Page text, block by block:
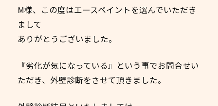
M様、この度はエースペイントを選んでいただき
まして
ありがとうございました。
『劣化が気になっている』という事でお問合せい
ただき、外壁診断をさせて頂きました。